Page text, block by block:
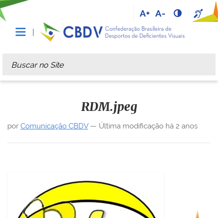
A+ A-
Busca
Busca Avançada…
RDM.jpeg
por Comunicação CBDV— Última modificação há 2 anos